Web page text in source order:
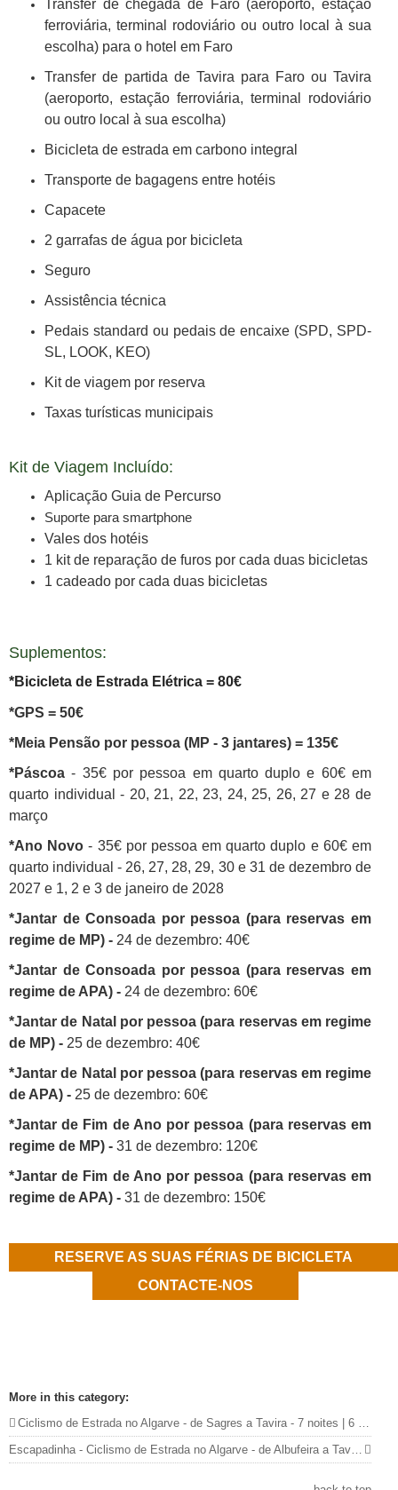
Transfer de chegada de Faro (aeroporto, estação
ferroviária, terminal rodoviário ou outro local à sua
escolha) para o hotel em Faro
Transfer de partida de Tavira para Faro ou Tavira
(aeroporto, estação ferroviária, terminal rodoviário
ou outro local à sua escolha)
Bicicleta de estrada em carbono integral
Transporte de bagagens entre hotéis
Capacete
2 garrafas de água por bicicleta
Seguro
Assistência técnica
Pedais standard ou pedais de encaixe (SPD, SPD-
SL, LOOK, KEO)
Kit de viagem por reserva
Taxas turísticas municipais
Kit de Viagem Incluído:
Aplicação Guia de Percurso
Suporte para smartphone
Vales dos hotéis
1 kit de reparação de furos por cada duas bicicletas
1 cadeado por cada duas bicicletas
Suplementos:
*Bicicleta de Estrada Elétrica = 80€
*GPS = 50€
*Meia Pensão por pessoa (MP - 3 jantares) = 135€
*Páscoa- 35€ por pessoa em quarto duplo e 60€ em
quarto individual - 20, 21, 22, 23, 24, 25, 26, 27 e 28 de
março
*Ano Novo - 35€ por pessoa em quarto duplo e 60€ em
quarto individual - 26, 27, 28, 29, 30 e 31 de dezembro de
2027 e 1, 2 e 3 de janeiro de 2028
*Jantar de Consoada por pessoa (para reservas em
regime de MP) - 24 de dezembro: 40€
*Jantar de Consoada por pessoa (para reservas em
regime de APA) - 24 de dezembro: 60€
*Jantar de Natal por pessoa (para reservas em regime
de MP) - 25 de dezembro: 40€
*Jantar de Natal por pessoa (para reservas em regime
de APA) - 25 de dezembro: 60€
*Jantar de Fim de Ano por pessoa (para reservas em
regime de MP) - 31 de dezembro: 120€
*Jantar de Fim de Ano por pessoa (para reservas em
regime de APA) - 31 de dezembro: 150€
RESERVE AS SUAS FÉRIAS DE BICICLETA
CONTACTE-NOS
More in this category:
Ciclismo de Estrada no Algarve - de Sagres a Tavira - 7 noites | 6 etapas
Escapadinha - Ciclismo de Estrada no Algarve - de Albufeira a Tavira - 4 noites | 3 etapas »